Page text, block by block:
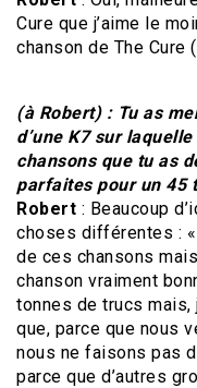
Cure que j’aime le
chanson de The Cure
(à Robert) : Tu as
d’une K7 sur
chansons que tu as
parfaites pour un 45
Robert : Beaucoup
choses différentes : «
de ces chansons
chanson vraiment
tonnes de trucs
que, parce que nous
nous ne faisons pas
parce que d’autres